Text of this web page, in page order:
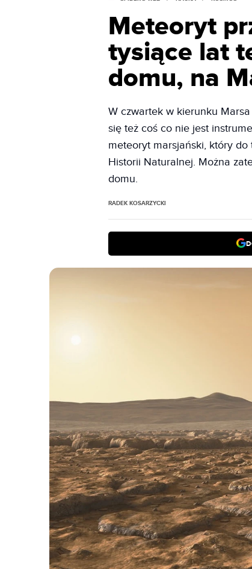
Meteoryt
tysiące lat
domu, na
W czwartek w kierunku
się też coś co nie jest
meteoryt marsjański, który
Historii Naturalnej. Można
domu.
RADEK KOSARZYCKI